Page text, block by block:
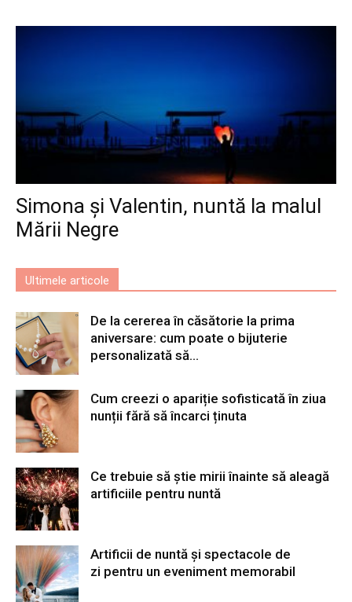
Simona și Valentin, nuntă la malul
Mării Negre
Ultimele articole
De la cererea în căsătorie la prima
aniversare: cum poate o bijuterie
personalizată să...
Cum creezi o apariție sofisticată în ziua
nunții fără să încarci ținuta
Ce trebuie să știe mirii înainte să aleagă
artificiile pentru nuntă
Artificii de nuntă și spectacole de
zi pentru un eveniment memorabil